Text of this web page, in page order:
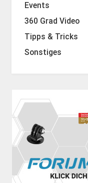
Events
360 Grad Video
Tipps & Tricks
Sonstiges